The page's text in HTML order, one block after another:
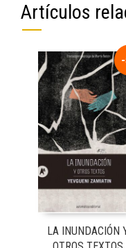
Artículos
LA INUNDACIÓN